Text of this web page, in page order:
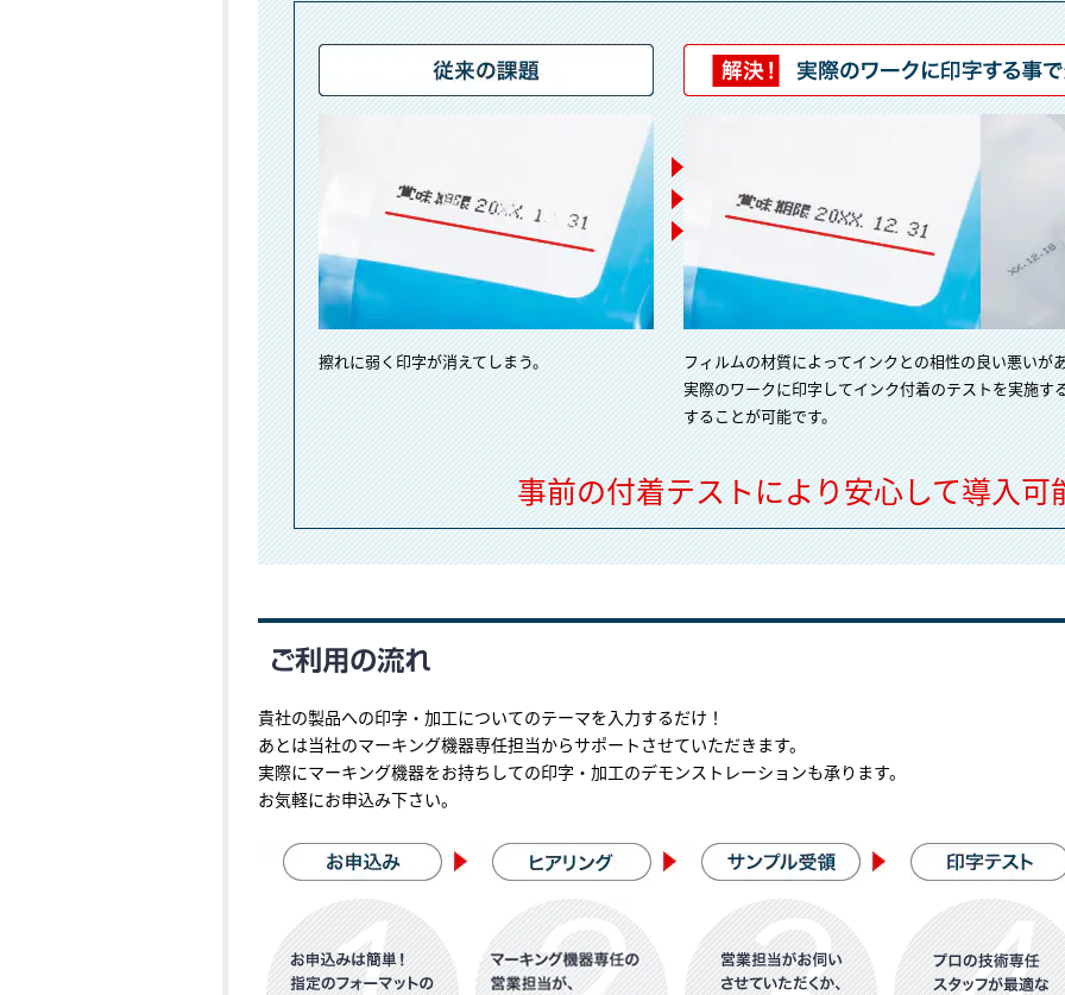
擦れに弱く印字が消えてしまう。
フィルムの材質によってインクとの相性の良い悪いが
実際のワークに印字してインク付着のテストを実施す
することが可能です。
事前の付着テストにより安心して導⼊可
貴社の製品への印字・加工についてのテーマを入力するだけ！
あとは当社のマーキング機器専任担当からサポートさせていただきます。
実際にマーキング機器をお持ちしての印字・加工のデモンストレーションも承ります。
お気軽にお申込み下さい。